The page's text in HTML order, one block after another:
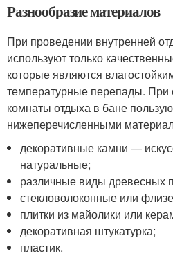
Разнообразие материалов
При проведении внутренней
используют только
которые являются
температурные перепады. При
комнаты отдыха в бане
нижеперечисленными
декоративные камни —
натуральные;
различные виды древесных
стекловолоконные или
плитки из майолики или
декоративная штукатурка;
пластик.